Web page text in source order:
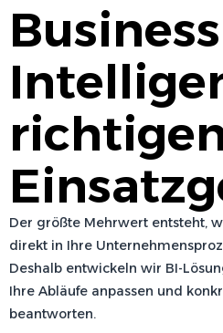
Business
Der größte Mehrwert entsteht,
direkt in Ihre
Deshalb entwickeln wir BI-
Ihre Abläufe anpassen und
beantworten.